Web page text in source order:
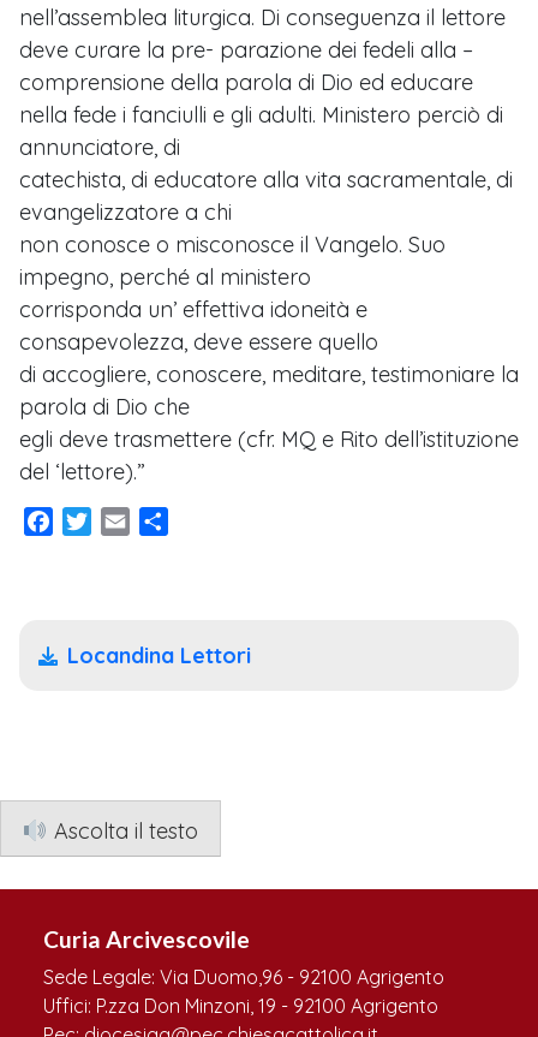
nell’assemblea liturgica. Di conseguenza il lettore
deve curare la pre- parazione dei fedeli alla –
comprensione della parola di Dio ed educare
nella fede i fanciulli e gli adulti. Ministero perciò di
annunciatore, di
catechista, di educatore alla vita sacramentale, di
evangelizzatore a chi
non conosce o misconosce il Vangelo. Suo
impegno, perché al ministero
corrisponda un’ effettiva idoneità e
consapevolezza, deve essere quello
di accogliere, conoscere, meditare, testimoniare la
parola di Dio che
egli deve trasmettere (cfr. MQ e Rito dell’istituzione
del ‘lettore).”
Facebook
TwitterEmail
Locandina Lettori
Ascolta il testo
Curia Arcivescovile
Sede Legale: Via Duomo,96 - 92100 Agrigento
Uffici: P.zza Don Minzoni, 19 - 92100 Agrigento